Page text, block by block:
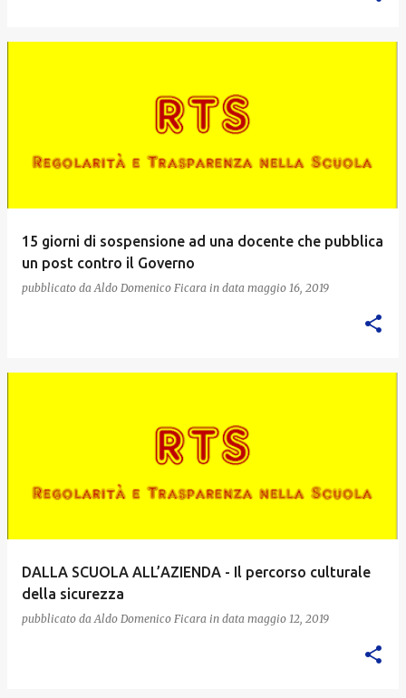
15 giorni di sospensione ad una docente che pubblica
un post contro il Governo
pubblicato da Aldo Domenico Ficara in data maggio 16, 2019
DALLA SCUOLA ALL’AZIENDA - Il percorso culturale
della sicurezza
pubblicato da Aldo Domenico Ficara in data maggio 12, 2019